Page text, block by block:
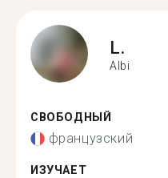
L.
Albi
СВОБОДНЫЙ
французский
ИЗУЧАЕТ